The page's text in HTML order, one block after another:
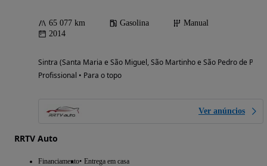
65 077 km Gasolina
Manual
2014
Sintra (Santa Maria e São Miguel, São Martinho e São Pedro de
Profissional • Para o topo
Ver anúncios
RRTV Auto
Financiamento Entrega em casa